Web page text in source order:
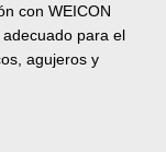
con WEICON
adecuado para el
agujeros y